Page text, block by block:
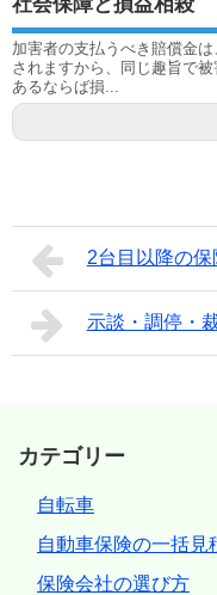
加害者の支払うべき賠償金
されますから、同じ趣旨で
あるならば損...
2台目以降の
示談・調停・
カテゴリー
自転車
自動車保険の一括見
保険会社の選び方